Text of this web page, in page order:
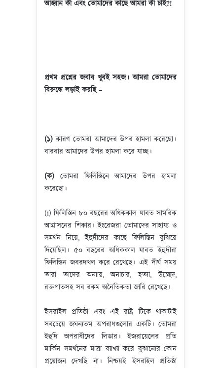
আহ্বান কী এবং তোমাদের কাছে আমরা কী চাই?!
প্রথম প্রশ্নের জবাব খুবই সহজ। আমরা তোমাদের
বিরুদ্ধে লড়াই করছি –
(১) কারণ তোমরা আমাদের উপর হামলা করেছো।
বারবার আমাদের উপর হামলা করে যাচ্ছ।
(ক) তোমরা ফিলিস্তিনে আমাদের উপর হামলা
করেছো।
(i) ফিলিস্তিন ৮০ বছরের অধিককাল যাবত সামরিক
আগ্রাসনের শিকার। ইংরেজরা তোমাদের সাহায্য ও
সমর্থন নিয়ে, ইহুদীদের কাছে ফিলিস্তিন বুঝিয়ে
দিয়েছিল। ৫০ বছরের অধিককাল যাবত ইহুদীরা
ফিলিস্তিন জবরদখল করে রেখেছে। এই দীর্ঘ সময়
তারা তাদের অন্যায়, অনাচার, হত্যা, উচ্ছেদ,
রক্তপাতসহ সব রকম অনৈতিকতা জারি রেখেছে।
ইসরাইল প্রতিষ্ঠা এবং এই রাষ্ট্র টিকে থাকাটাই
সবচেয়ে জঘন্যতম অপরাধগুলোর একটি। তোমরা
ইহুদি অপরাধীদের লিডার। ইজরায়েলের প্রতি
মার্কিন সমর্থনের মাত্রা ব্যাখ্যা করে বুঝানোর কোন
প্রয়োজন দেখছি না। নিশ্চয়ই ইসরাইল প্রতিষ্ঠা